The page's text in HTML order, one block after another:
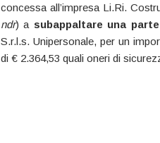
concessa all’impresa Li.Ri.
ndr) a subappaltare una
S.r.l.s. Unipersonale, per un
di € 2.364,53 quali oneri di